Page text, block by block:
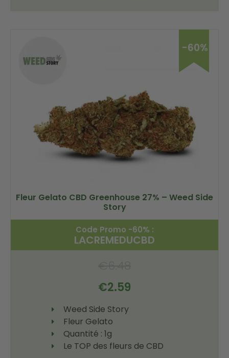
-60%
Fleur Gelato CBD Greenhouse 27% – Weed Side
Story
Code Promo -60% :
LACREMEDUCBD
€2.59
Weed Side Story
Fleur Gelato
Quantité : 1g
Le TOP des fleurs de CBD